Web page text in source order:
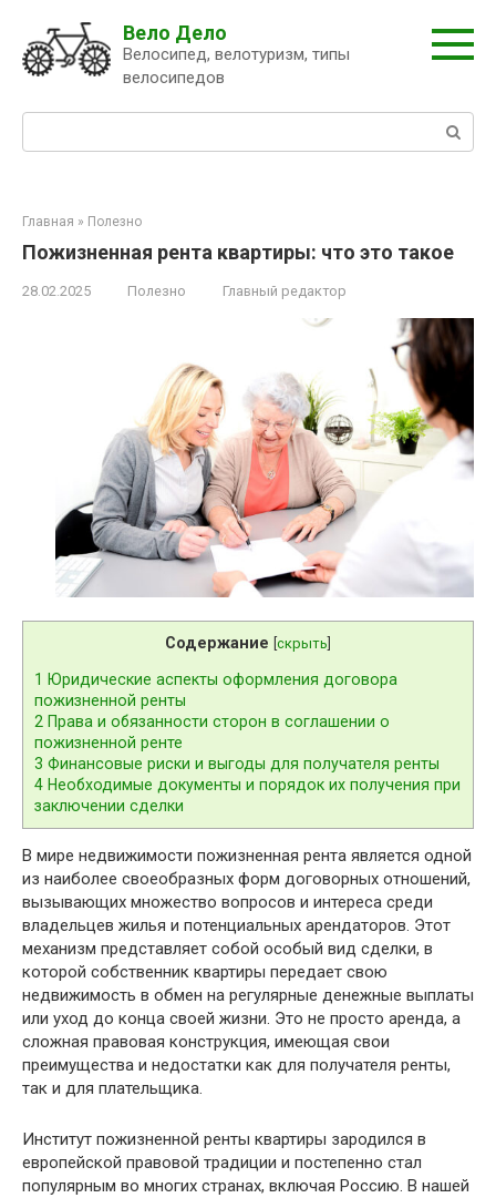
контенту
Вело Дело
Велосипед, велотуризм, типы
велосипедов
Главная » Полезно
Пожизненная рента квартиры: что это такое
28.02.2025 Полезно Главный редактор
Содержание скрыть
1 Юридические аспекты оформления договора
пожизненной ренты
2 Права и обязанности сторон в соглашении о
пожизненной ренте
3 Финансовые риски и выгоды для получателя ренты
4 Необходимые документы и порядок их получения при
заключении сделки
В мире недвижимости пожизненная рента является одной
из наиболее своеобразных форм договорных отношений,
вызывающих множество вопросов и интереса среди
владельцев жилья и потенциальных арендаторов. Этот
механизм представляет собой особый вид сделки, в
которой собственник квартиры передает свою
недвижимость в обмен на регулярные денежные выплаты
или уход до конца своей жизни. Это не просто аренда, а
сложная правовая конструкция, имеющая свои
преимущества и недостатки как для получателя ренты,
так и для плательщика.
Институт пожизненной ренты квартиры зародился в
европейской правовой традиции и постепенно стал
популярным во многих странах, включая Россию. В нашей